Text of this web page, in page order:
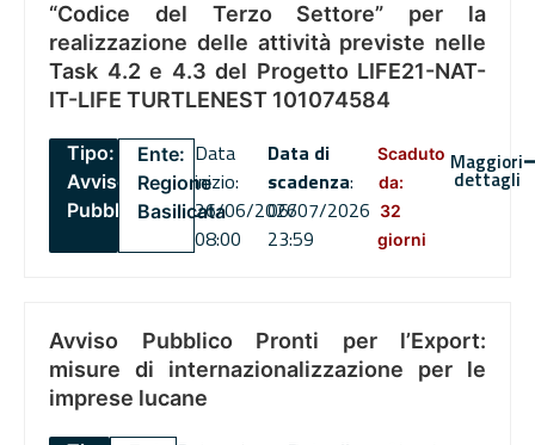
“Codice del Terzo Settore” per la
realizzazione delle attività previste nelle
Task 4.2 e 4.3 del Progetto LIFE21-NAT-
IT-LIFE TURTLENEST 101074584
Tipo:
Avviso
Pubblico
Ente:
Regione
Basilicata
Data
inizio:
26/06/2026
08:00
Data di
scadenza:
06/07/2026
23:59
Scaduto
da:
32
giorni
Maggiori
dettagli
Avviso Pubblico Pronti per l’Export:
misure di internazionalizzazione per le
imprese lucane